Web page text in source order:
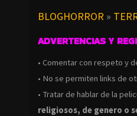
BLOGHORROR »
ADVERTENCIAS Y
• Comentar con respeto y
• No se permiten links de
• Tratar de hablar de la
religiosos, de genero o